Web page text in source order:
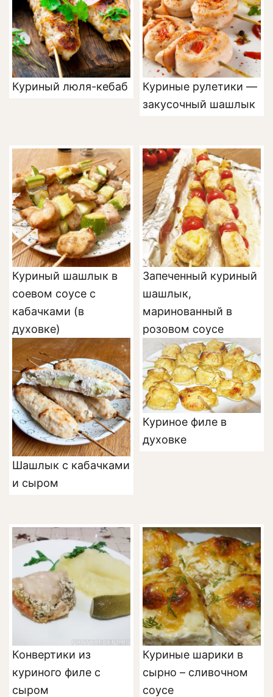
Куриный люля-кебаб
Куриные рулетики —
закусочный шашлык
Куриный шашлык в
соевом соусе с
кабачками (в
духовке)
Запеченный куриный
шашлык,
маринованный в
розовом соусе
Шашлык с кабачками
и сыром
Куриное филе в
духовке
Конвертики из
куриного филе с
сыром
Куриные шарики в
сырно – сливочном
соусе